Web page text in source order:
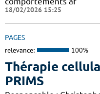
18/02/2026 15:25
PAGES
relevance: 100%
Thérapie
PRIMS